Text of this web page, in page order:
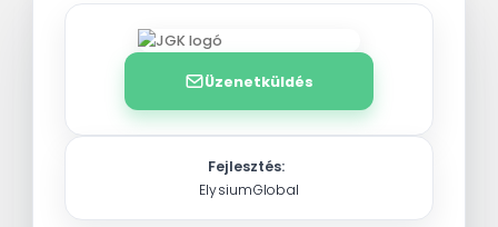
Üzenetküldés
Fejlesztés:
ElysiumGlobal